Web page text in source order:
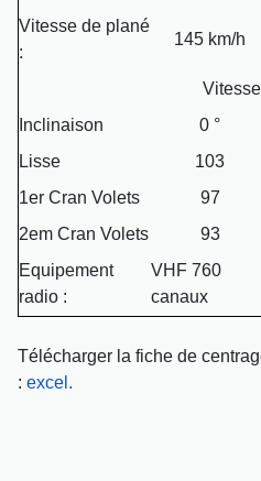
Vitesse de plané
:
145 km/h
Inclinaison
0 °
Lisse
103
1er Cran Volets
97
2em Cran Volets
93
Equipement
radio :
VHF 760
canaux
Télécharger la fiche de
: excel.